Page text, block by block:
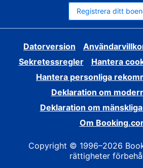
Registrera ditt
Datorversion
Sekretessregler
Hantera
Hantera personliga
Deklaration om
Deklaration om
Om
Copyright © 1996–2026
rättigheter